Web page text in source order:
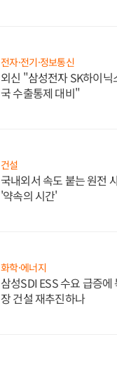
전자·전기·정보통신
외신 "삼성전자 SK하이닉
국 수출통제 대비"
건설
국내외서 속도 붙는 원전
'약속의 시간'
화학·에너지
삼성SDI ESS 수요 급증
장 건설 재추진하나